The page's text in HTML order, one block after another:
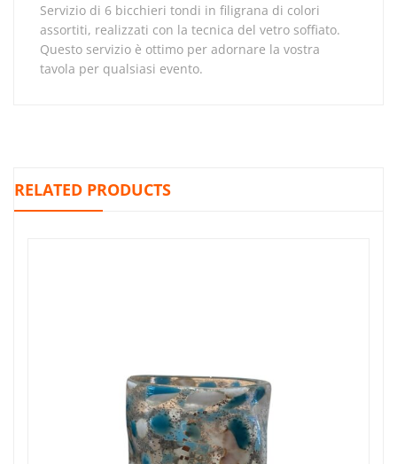
servizio di 6 bicchieri tondi in filigrana di colori
assortiti, realizzati con la tecnica del vetro soffiato.
Questo servizio è ottimo per adornare la vostra
tavola per qualsiasi evento.
RELATED PRODUCTS